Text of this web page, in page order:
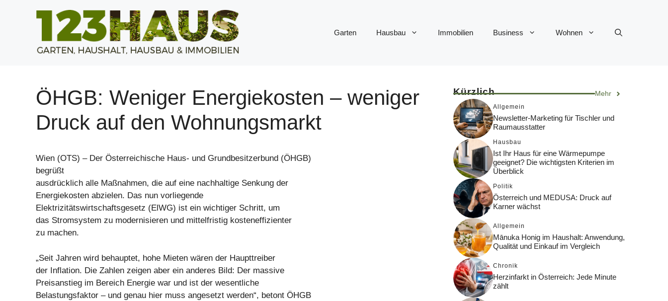
Garten Hausbau Immobilien Business Wohnen
ÖHGB: Weniger Energiekosten – weniger
Druck auf den Wohnungsmarkt
Wien (OTS) – Der Österreichische Haus- und Grundbesitzerbund (ÖHGB)
begrüßt
ausdrücklich alle Maßnahmen, die auf eine nachhaltige Senkung der
Energiekosten abzielen. Das nun vorliegende
Elektrizitätswirtschaftsgesetz (ElWG) ist ein wichtiger Schritt, um
das Stromsystem zu modernisieren und mittelfristig kosteneffizienter
zu machen.
„Seit Jahren wird behauptet, hohe Mieten wären der Haupttreiber
der Inflation. Die Zahlen zeigen aber ein anderes Bild: Der massive
Preisanstieg im Bereich Energie war und ist der wesentliche
Belastungsfaktor – und genau hier muss angesetzt werden“, betont ÖHGB
Kürzlich Mehr
Allgemein
Newsletter-Marketing für Tischler und
Raumausstatter
Hausbau
Ist Ihr Haus für eine Wärmepumpe
geeignet? Die wichtigsten Kriterien im
Überblick
Politik
Österreich und MEDUSA: Druck auf
Karner wächst
Allgemein
Mānuka Honig im Haushalt: Anwendung,
Qualität und Einkauf im Vergleich
Chronik
Herzinfarkt in Österreich: Jede Minute
zählt